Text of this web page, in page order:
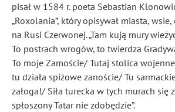
pisał w 1584 r. poeta Sebastian
„Roxolania”, który opisywał miasta,
na Rusi Czerwonej. „Tam kują mury
To postrach wrogów, to twierdza
To moje Zamoście/ Tutaj stolica
tu działa spiżowe zanoście/ Tu
załoga!/ Siła turecka w tych murach się
spłoszony Tatar nie zdobędzie”.